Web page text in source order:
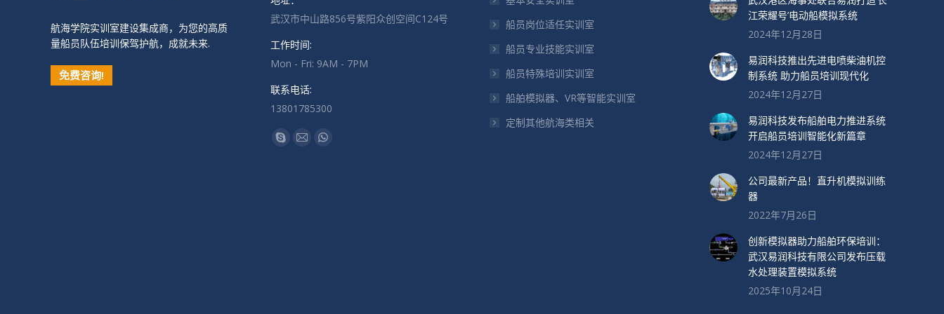
航海学院实训室建设集成商，为您的高质
量船员队伍培训保驾护航，成就未来.
免费咨询!
武汉市中山路856号紫阳众创空间C124号
工作时间:
Mon - Fri: 9AM - 7PM
联系电话:
13801785300
找到我们：
SkypeMailWhatsapp
船员岗位适任实训室
船员专业技能实训室
船员特殊培训实训室
船舶模拟器、VR等智能实训室
定制其他航海类相关
江荣耀号’电动船模拟系统
2024年12月28日
易润科技推出先进电喷柴油机控
制系统 助力船员培训现代化
2024年12月27日
易润科技发布船舶电力推进系统
开启船员培训智能化新篇章
2024年12月27日
公司最新产品！直升机模拟训练
器
2022年7月26日
创新模拟器助力船舶环保培训：
武汉易润科技有限公司发布压载
水处理装置模拟系统
2025年10月24日